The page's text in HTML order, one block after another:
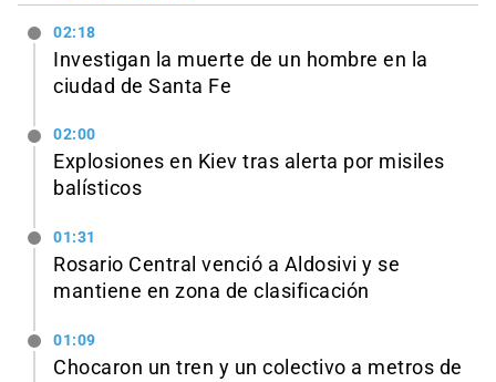
02:18
Investigan la muerte de un hombre en la
ciudad de Santa Fe
02:00
Explosiones en Kiev tras alerta por misiles
balísticos
01:31
Rosario Central venció a Aldosivi y se
mantiene en zona de clasificación
01:09
Chocaron un tren y un colectivo a metros de